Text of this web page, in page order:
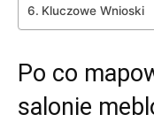
Kluczowe Wnioski
Po co
salonie